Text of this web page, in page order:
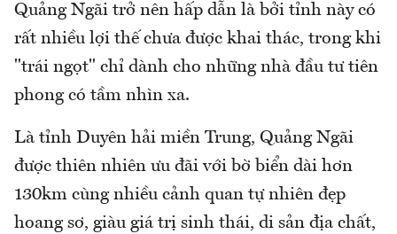
Quảng Ngãi trở nên hấp dẫn là bởi tỉnh này có
rất nhiều lợi thế chưa được khai thác, trong khi
"trái ngọt" chỉ dành cho những nhà đầu tư tiên
phong có tầm nhìn xa.
Là tỉnh Duyên hải miền Trung, Quảng Ngãi
được thiên nhiên ưu đãi với bờ biển dài hơn
130km cùng nhiều cảnh quan tự nhiên đẹp
hoang sơ, giàu giá trị sinh thái, di sản địa chất,